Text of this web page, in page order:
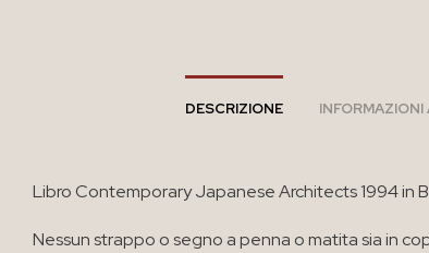
DESCRIZIONE
Libro Contemporary Japanese Architects 1994 in
Nessun strappo o segno a penna o matita sia in